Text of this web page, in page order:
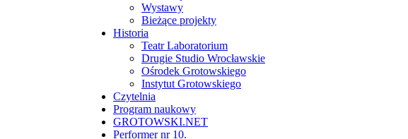
Wystawy
Bieżące projekty
Historia
Teatr Laboratorium
Drugie Studio Wrocławskie
Ośrodek Grotowskiego
Instytut Grotowskiego
Czytelnia
Program naukowy
GROTOWSKI.NET
Performer nr 10.